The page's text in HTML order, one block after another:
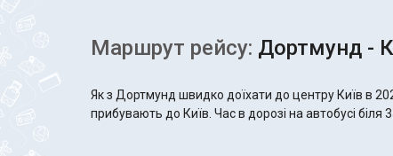
Маршрут рейсу: Дортмунд -
Як з Дортмунд швидко доїхати до центру Київ в
прибувають до Київ. Час в дорозі на автобусі біля